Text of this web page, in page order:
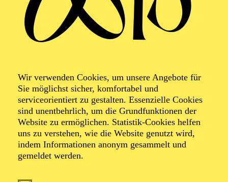
Wir verwenden Cookies, um unsere Angebote für
Sie möglichst sicher, komfortabel und
serviceorientiert zu gestalten. Essenzielle Cookies
sind unentbehrlich, um die Grundfunktionen der
Website zu ermöglichen. Statistik-Cookies helfen
uns zu verstehen, wie die Website genutzt wird,
indem Informationen anonym gesammelt und
gemeldet werden.
Festliche
Saisoneröffnung
Pittsburgh